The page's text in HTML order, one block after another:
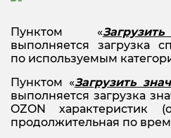
Пунктом «
выполняется загрузка
по используемым
Пунктом «Загрузить
выполняется загрузка
OZON характеристик
продолжительная по